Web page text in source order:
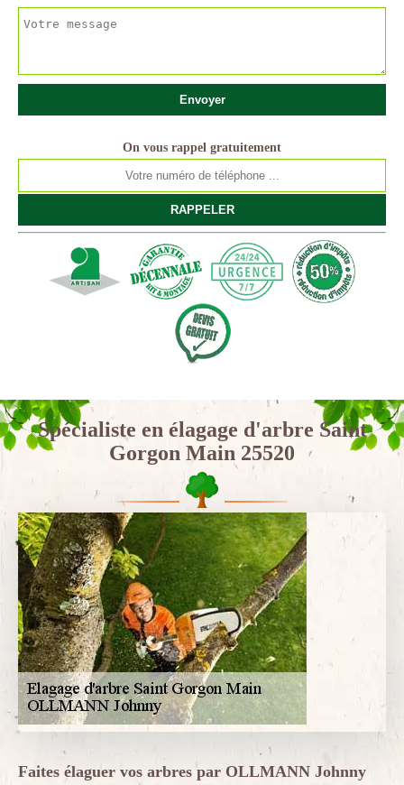
On vous rappel gratuitement
Spécialiste en élagage d'arbre Saint
Gorgon Main 25520
Faites élaguer vos arbres par OLLMANN Johnny